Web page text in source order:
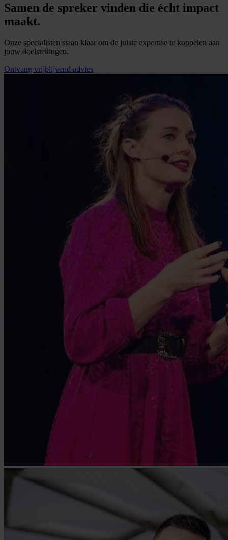
Samen de spreker vinden die écht impact
maakt.
Onze specialisten staan klaar om de juiste expertise te koppelen aan
jouw doelstellingen.
Ontvang vrijblijvend advies